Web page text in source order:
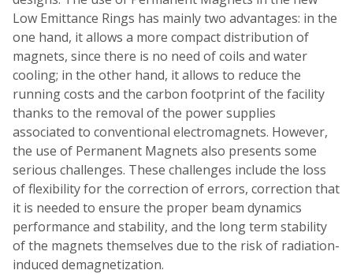
Low Emittance Rings has mainly two advantages: in the
one hand, it allows a more compact distribution of
magnets, since there is no need of coils and water
cooling; in the other hand, it allows to reduce the
running costs and the carbon footprint of the facility
thanks to the removal of the power supplies
associated to conventional electromagnets. However,
the use of Permanent Magnets also presents some
serious challenges. These challenges include the loss
of flexibility for the correction of errors, correction that
it is needed to ensure the proper beam dynamics
performance and stability, and the long term stability
of the magnets themselves due to the risk of radiation-
induced demagnetization.